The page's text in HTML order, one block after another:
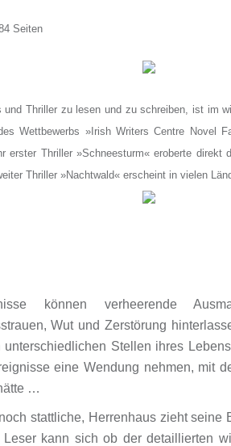
Seiten
Thriller zu lesen und zu schreiben, ist im
Wettbewerbs »Irish Writers Centre Novel
erster Thriller »Schneesturm« eroberte direkt
Thriller »Nachtwald« erscheint in vielen
können verheerende
Wut und Zerstörung
unterschiedlichen Stellen ihres
eine Wendung nehmen, mit
…
stattliche, Herrenhaus zieht seine
kann sich ob der detaillierten